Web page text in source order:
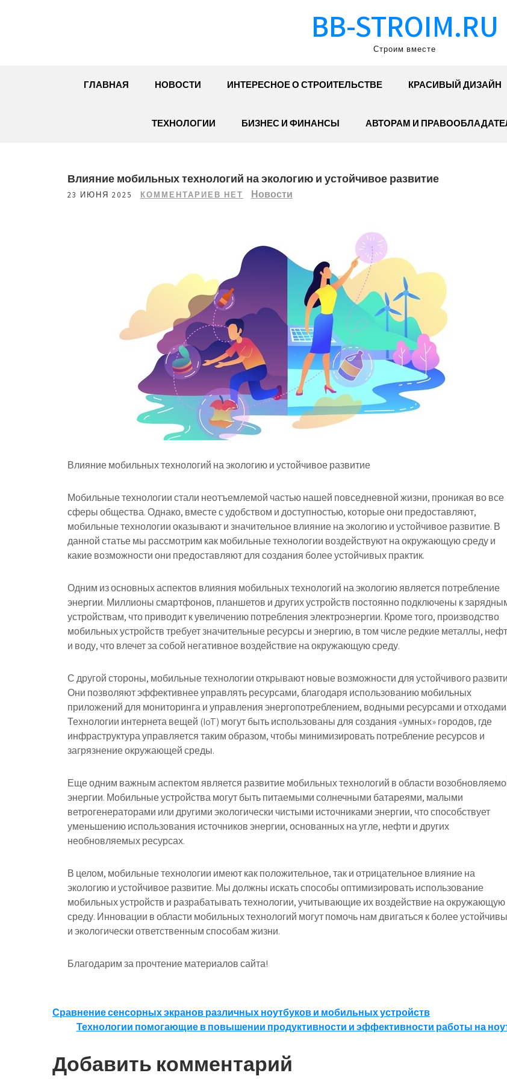
BB-STROIM.RU
Строим вместе
ГЛАВНАЯ НОВОСТИ ИНТЕРЕСНОЕ О СТРОИТЕЛЬСТВЕ КРАСИВЫЙ ДИЗАЙН
ТЕХНОЛОГИИ БИЗНЕС И ФИНАНСЫ АВТОРАМ И
Влияние мобильных технологий на экологию и устойчивое развитие
23 ИЮНЯ 2025 КОММЕНТАРИЕВ НЕТ Новости
Влияние мобильных технологий на экологию и устойчивое развитие
Мобильные технологии стали неотъемлемой частью нашей повседневной жизни, проникая во все
сферы общества. Однако, вместе с удобством и доступностью, которые они предоставляют,
мобильные технологии оказывают и значительное влияние на экологию и устойчивое развитие. В
данной статье мы рассмотрим как мобильные технологии воздействуют на окружающую среду и
какие возможности они предоставляют для создания более устойчивых практик.
Одним из основных аспектов влияния мобильных технологий на экологию является потребление
энергии. Миллионы смартфонов, планшетов и других устройств постоянно подключены к
устройствам, что приводит к увеличению потребления электроэнергии. Кроме того, производство
мобильных устройств требует значительные ресурсы и энергию, в том числе редкие металлы,
и воду, что влечет за собой негативное воздействие на окружающую среду.
С другой стороны, мобильные технологии открывают новые возможности для устойчивого
Они позволяют эффективнее управлять ресурсами, благодаря использованию мобильных
приложений для мониторинга и управления энергопотреблением, водными ресурсами и отходами.
Технологии интернета вещей (IoT) могут быть использованы для создания «умных» городов, где
инфраструктура управляется таким образом, чтобы минимизировать потребление ресурсов и
загрязнение окружающей среды.
Еще одним важным аспектом является развитие мобильных технологий в области
энергии. Мобильные устройства могут быть питаемыми солнечными батареями, малыми
ветрогенераторами или другими экологически чистыми источниками энергии, что способствует
уменьшению использования источников энергии, основанных на угле, нефти и других
необновляемых ресурсах.
В целом, мобильные технологии имеют как положительное, так и отрицательное влияние на
экологию и устойчивое развитие. Мы должны искать способы оптимизировать использование
мобильных устройств и разрабатывать технологии, учитывающие их воздействие на окружающую
среду. Инновации в области мобильных технологий могут помочь нам двигаться к более
и экологически ответственным способам жизни.
Благодарим за прочтение материалов сайта!
Навигация
по
записям
Сравнение сенсорных экранов различных ноутбуков и мобильных устройств
Технологии помогающие в повышении продуктивности и эффективности работы на
Добавить комментарий